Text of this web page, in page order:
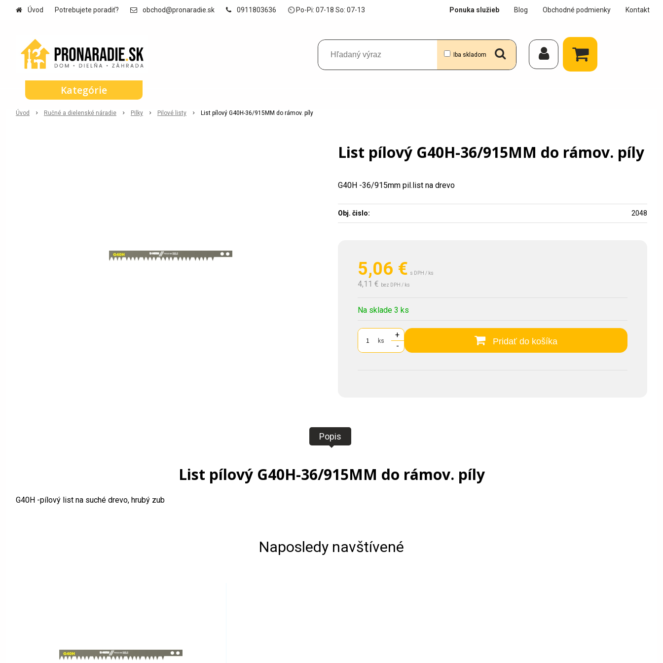
Úvod Potrebujete poradiť? obchod@pronaradie.sk 0911803636 ⏲ Po-Pi: 07-18 So: 07-13
Iba skladom
Ponuka služieb Blog Obchodné podmienky Kontakt
Úvod Ručné a dielenské náradie Pilky Pilové listy List pílový G40H-36/915MM do rámov. píly
List pílový G40H-36/915MM do rámov. píly
5,06 € s DPH / ks
4,11 € bez DPH / ks
Na sklade 3 ks
ks
+
-
Pridať do košíka
G40H -36/915mm pil.list na drevo
Obj. čislo: 2048
Popis
List pílový G40H-36/915MM do rámov. píly
G40H -pílový list na suché drevo, hrubý zub
Naposledy navštívené
Kategórie